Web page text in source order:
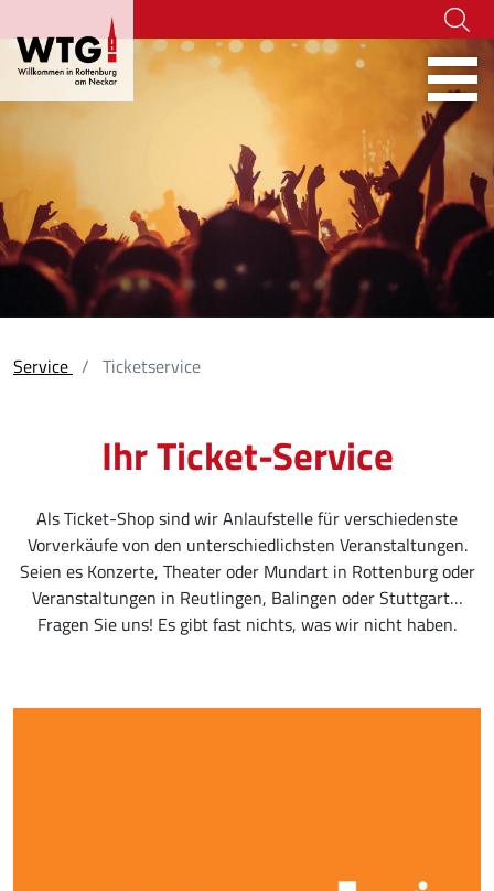
WebcamsSocial
Service Ticketservice
Ihr Ticket-Service
Als Ticket-Shop sind wir Anlaufstelle für verschiedenste
Vorverkäufe von den unterschiedlichsten Veranstaltungen.
Seien es Konzerte, Theater oder Mundart in Rottenburg oder
Veranstaltungen in Reutlingen, Balingen oder Stuttgart…
Fragen Sie uns! Es gibt fast nichts, was wir nicht haben.